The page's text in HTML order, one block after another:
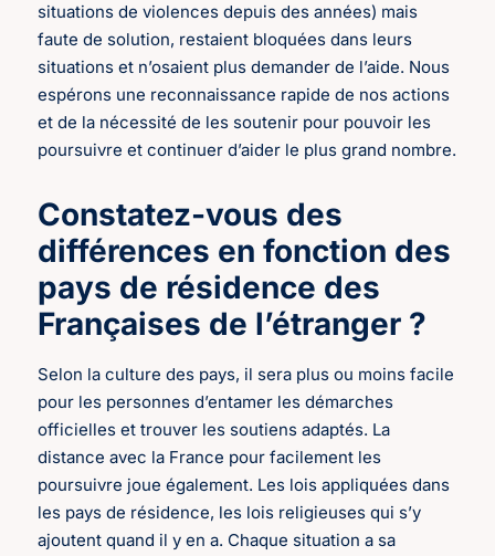
situations de violences depuis des années) mais
faute de solution, restaient bloquées dans leurs
situations et n’osaient plus demander de l’aide. Nous
espérons une reconnaissance rapide de nos actions
et de la nécessité de les soutenir pour pouvoir les
poursuivre et continuer d’aider le plus grand nombre.
Constatez-vous des
différences en fonction des
pays de résidence des
Françaises de l’étranger ?
Selon la culture des pays, il sera plus ou moins facile
pour les personnes d’entamer les démarches
officielles et trouver les soutiens adaptés. La
distance avec la France pour facilement les
poursuivre joue également. Les lois appliquées dans
les pays de résidence, les lois religieuses qui s’y
ajoutent quand il y en a. Chaque situation a sa